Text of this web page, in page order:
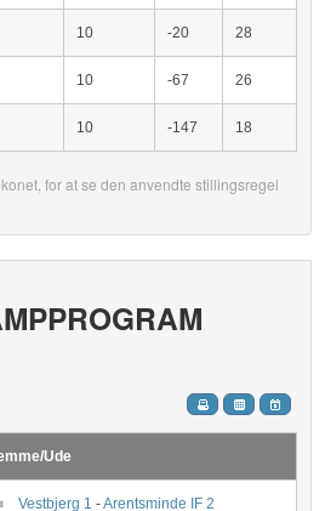
10 -20 28
10 -67 26
10 -147 18
for at se den anvendte stillingsregel
Ude
Vestbjerg 1-Arentsminde IF 2